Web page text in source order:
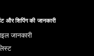
और शिपिंग की जानकारी
जानकारी